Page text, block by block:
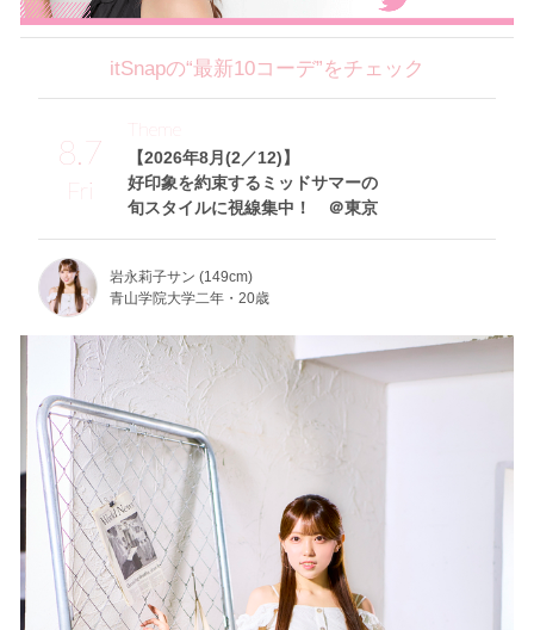
itSnapの“最新10コーデ”をチェック
8.7
Fri
【2026年8月(2／12)】
好印象を約束するミッドサマーの
旬スタイルに視線集中！ ＠東京
Theme
岩永莉子サン (149cm)
青山学院大学二年・20歳